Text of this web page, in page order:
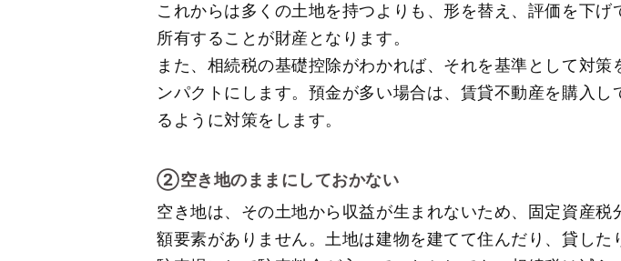
これからは多くの土地を持つよりも、形を替え、評価を下
所有することが財産となります。
また、相続税の基礎控除がわかれば、それを基準として対
ンパクトにします。預金が多い場合は、賃貸不動産を購入
るように対策をします。
②空き地のままにしておかない
空き地は、その土地から収益が生まれないため、固定資産
額要素がありません。土地は建物を建てて住んだり、貸した